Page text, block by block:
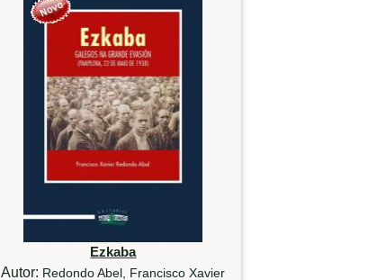
Ezkaba
Autor: Redondo Abel, Francisco Xavier